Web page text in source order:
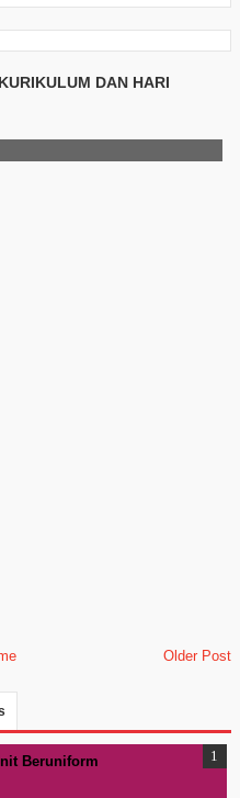
DAN HARI
Older Post
Beruniform